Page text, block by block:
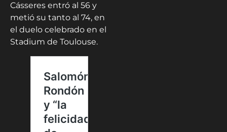
Cásseres entró al 56 y
metió su tanto al 74, en
el duelo celebrado en el
Stadium de Toulouse.